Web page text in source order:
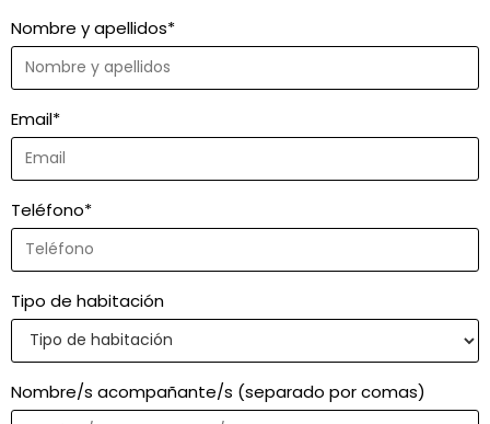
Nombre y apellidos*
Email*
Teléfono*
Tipo de habitación
Nombre/s acompañante/s (separado por comas)